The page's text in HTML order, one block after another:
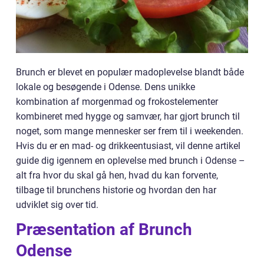
Brunch er blevet en populær madoplevelse blandt både
lokale og besøgende i Odense. Dens unikke
kombination af morgenmad og frokostelementer
kombineret med hygge og samvær, har gjort brunch til
noget, som mange mennesker ser frem til i weekenden.
Hvis du er en mad- og drikkeentusiast, vil denne artikel
guide dig igennem en oplevelse med brunch i Odense –
alt fra hvor du skal gå hen, hvad du kan forvente,
tilbage til brunchens historie og hvordan den har
udviklet sig over tid.
Præsentation af Brunch
Odense